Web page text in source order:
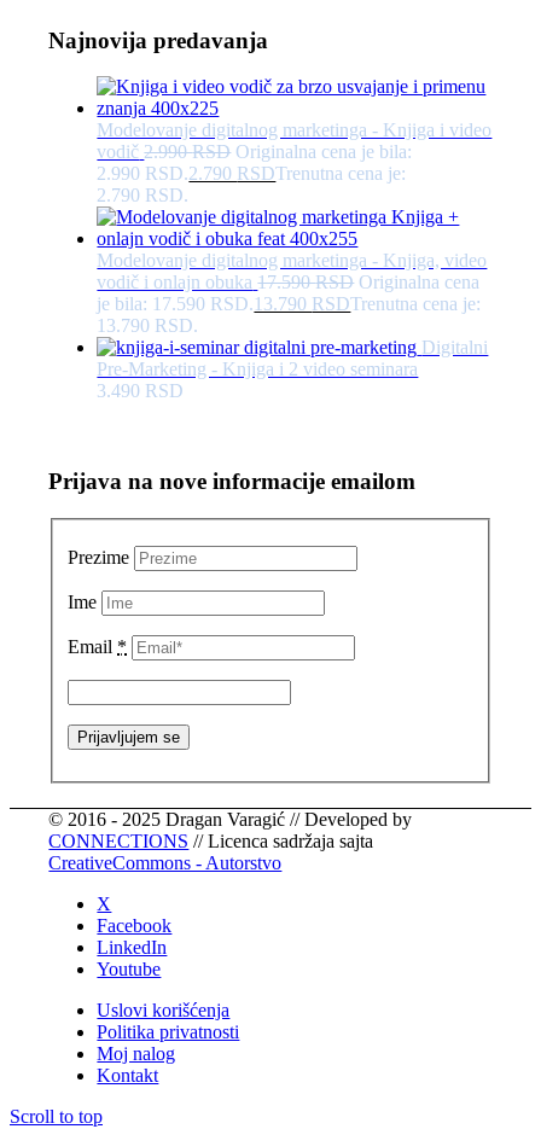
Najnovija predavanja
Modelovanje digitalnog marketinga - Knjiga i video
vodič 2.990RSD Originalna cena je bila:
2.990 RSD.2.790 RSDTrenutna cena je:
2.790 RSD.
Modelovanje digitalnog marketinga - Knjiga, video
vodič i onlajn obuka 17.590RSD Originalna cena
je bila: 17.590 RSD.13.790 RSDTrenutna cena je:
13.790 RSD.
Digitalni
Pre-Marketing - Knjiga i 2 video seminara
3.490 RSD
Prijava na nove informacije emailom
Prezime
Ime
Email *
© 2016 - 2025 Dragan Varagić // Developed by
CONNECTIONS // Licenca sadržaja sajta
CreativeCommons - Autorstvo
X
Facebook
LinkedIn
Youtube
Uslovi korišćenja
Politika privatnosti
Moj nalog
Kontakt
Scroll to top